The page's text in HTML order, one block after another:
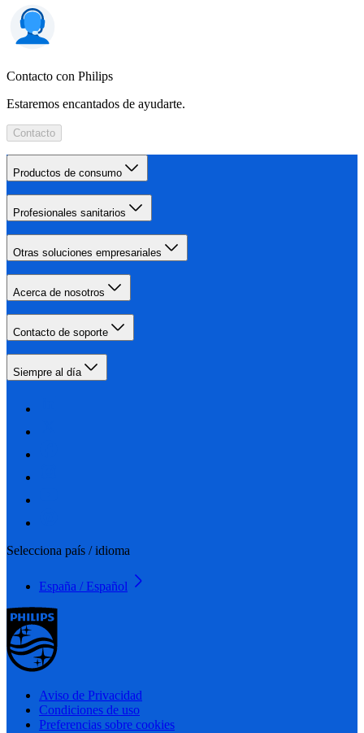
Contacto con Philips
Estaremos encantados de ayudarte.
Contacto
Productos de consumo
Profesionales sanitarios
Otras soluciones empresariales
Acerca de nosotros
Contacto de soporte
Siempre al día
Selecciona país / idioma
España / Español
Aviso de Privacidad
Condiciones de uso
Preferencias sobre cookies